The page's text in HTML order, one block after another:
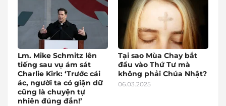
Lm. Mike Schmitz lên
tiếng sau vụ ám sát
Charlie Kirk: ‘Trước cái
ác, người ta có giận dữ
cũng là chuyện tự
nhiên đúng đắn!’
Tại sao Mùa Chay bắt
đầu vào Thứ Tư mà
không phải Chúa Nhật?
06.03.2025